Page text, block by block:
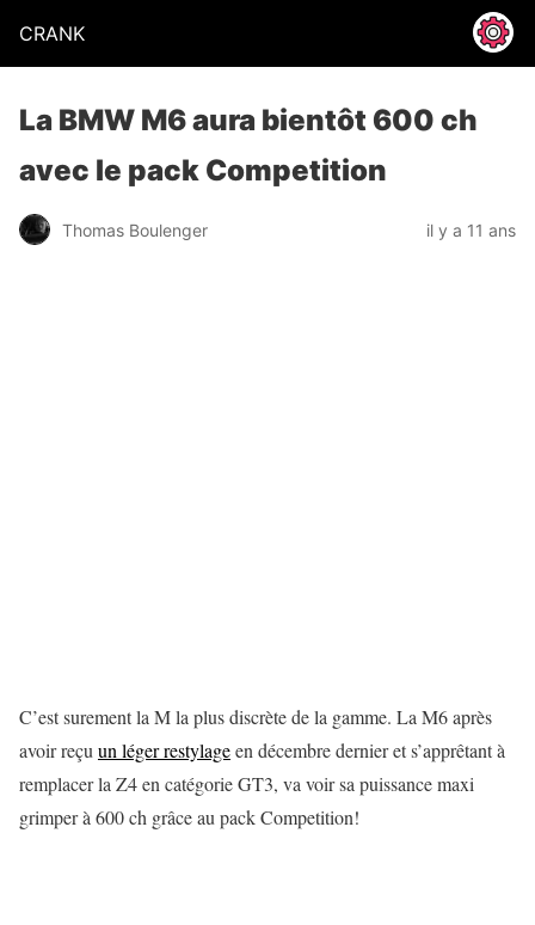
CRANK
La BMW M6 aura bientôt 600 ch
avec le pack Competition
Thomas Boulenger il y a 11 ans
C’est surement la M la plus discrète de la gamme. La M6 après
avoir reçu un léger restylageen décembre dernier et s’apprêtant à
remplacer la Z4 en catégorie GT3, va voir sa puissance maxi
grimper à 600 ch grâce au pack Competition!